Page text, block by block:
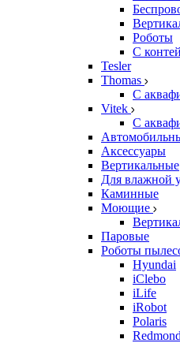
Роботы
С
Tesler
Thomas
С
Vitek
С
Аксессуары
Вертикальные
Для влажной
Каминные
Моющие
Паровые
Роботы
Hyundai
iClebo
iLife
iRobot
Polaris
Redmond